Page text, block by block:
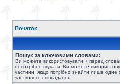
Початок
Пошук за ключовими словами:
Ви можете використовувати + перед
непотрібно шукати. Ви можете
частини, якщо потрібно знайти лише одне
часткового співпадання.